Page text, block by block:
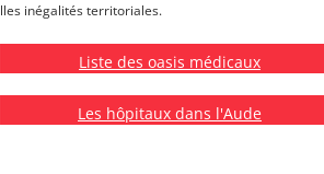
inégalités territoriales.
Liste des oasis médicaux
Les hôpitaux dans l'Aude